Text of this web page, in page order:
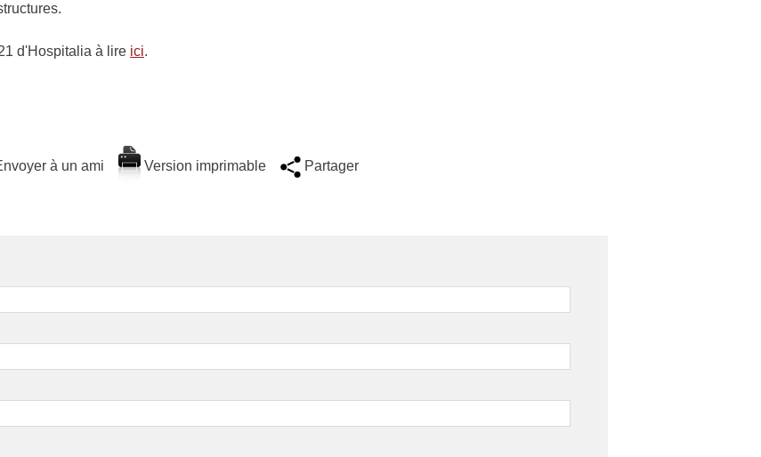
d'Hospitalia à lire ici.
à un ami Version imprimable Partager